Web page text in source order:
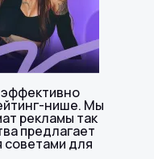
эффективно
нише. Мы
рекламы так
предлагает
советами для